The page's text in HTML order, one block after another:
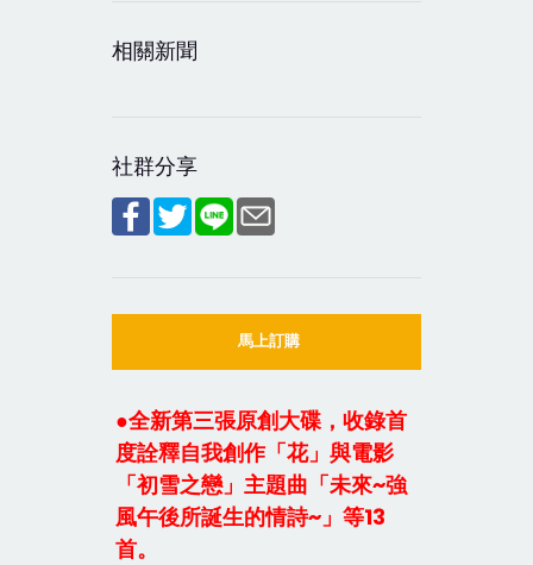
相關新聞
社群分享
馬上訂購
●全新第三張原創大碟，收錄首
度詮釋自我創作「花」與電影
「初雪之戀」主題曲「未來~強
風午後所誕生的情詩~」等13
首。